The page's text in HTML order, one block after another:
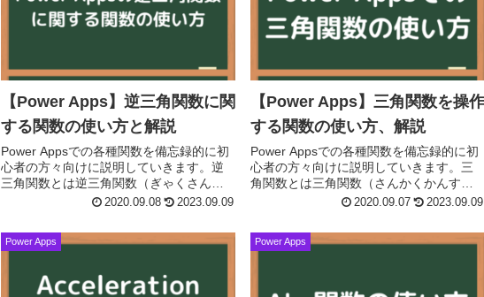
【Power Apps】逆三角関数に関
する関数の使い方と解説
Power Appsでの各種関数を備忘録的に初
心者の方々向けに説明していきます。逆
三角関数とは逆三角関数（ぎゃくさんか
くかんすう、英:inverse trigonometric
2020.09.08 2023.09.09
【Power Apps】三角関数を操作
する関数の使い方、解説
Power Appsでの各種関数を備忘録的に初
心者の方々向けに説明していきます。三
角関数とは三角関数（さんかくかんす
う、英:trigonometric function）とは、平
2020.09.07 2023.09.09
Power Apps Power Apps